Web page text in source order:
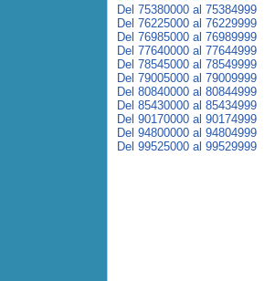
Del 75380000 al 75384999
Del 76225000 al 76229999
Del 76985000 al 76989999
Del 77640000 al 77644999
Del 78545000 al 78549999
Del 79005000 al 79009999
Del 80840000 al 80844999
Del 85430000 al 85434999
Del 90170000 al 90174999
Del 94800000 al 94804999
Del 99525000 al 99529999